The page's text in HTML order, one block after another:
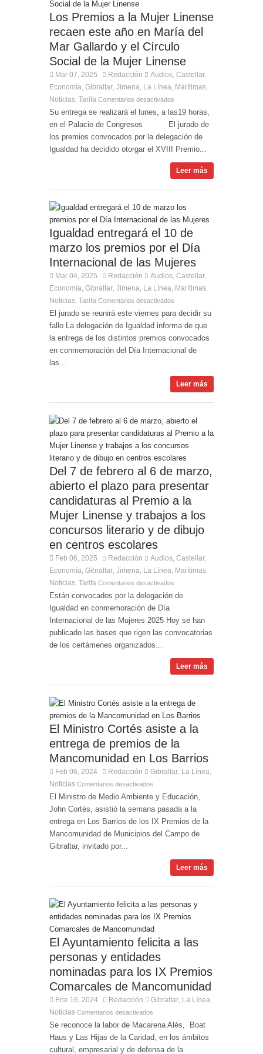
de Ultramar al inspector jubilado Xavi Buhagiar
Presentado el IV Torneo de Fútbol Senior Alcalde
de San Roque, que se disputa la semana
próxima
Los Premios a la Mujer Linense
recaen este año en María del
Mar Gallardo y el Círculo
Social de la Mujer Linense
Mar 07, 2025 Redacción Audios Castellar
Economía Gibraltar Jimena La Línea Marítimas
Noticias Tarifa Comentarios desactivados
Su entrega se realizará el lunes, a las19 horas,
en el Palacio de Congresos El jurado de
los premios convocados por la delegación de
Igualdad ha decidido otorgar el XVIII Premio...
Leer más
Igualdad entregará el 10 de
marzo los premios por el Día
Internacional de las Mujeres
Mar 04, 2025 Redacción Audios Castellar
Economía Gibraltar Jimena La Línea Marítimas
Noticias Tarifa Comentarios desactivados
El jurado se reunirá este viernes para decidir su
fallo La delegación de Igualdad informa de que
la entrega de los distintos premios convocados
en conmemoración del Día Internacional de
las...
Leer más
Del 7 de febrero al 6 de marzo,
abierto el plazo para presentar
candidaturas al Premio a la
Mujer Linense y trabajos a los
concursos literario y de dibujo
en centros escolares
Feb 06, 2025 Redacción Audios Castellar
Economía Gibraltar Jimena La Línea Marítimas
Noticias Tarifa Comentarios desactivados
Están convocados por la delegación de
Igualdad en conmemoración de Día
Internacional de las Mujeres 2025 Hoy se han
publicado las bases que rigen las convocatorias
de los certámenes organizados...
Leer más
El Ministro Cortés asiste a la
entrega de premios de la
Mancomunidad en Los Barrios
Feb 06, 2024 Redacción Gibraltar La Línea
Noticias Comentarios desactivados
El Ministro de Medio Ambiente y Educación,
John Cortés, asistió la semana pasada a la
entrega en Los Barrios de los IX Premios de la
Mancomunidad de Municipios del Campo de
Gibraltar, invitado por...
Leer más
El Ayuntamiento felicita a las
personas y entidades
nominadas para los IX Premios
Comarcales de Mancomunidad
Ene 16, 2024 Redacción Gibraltar La Línea
Noticias Comentarios desactivados
Se reconoce la labor de Macarena Alés, Boat
Haus y Las Hijas de la Caridad, en los ámbitos
cultural, empresarial y de defensa de la